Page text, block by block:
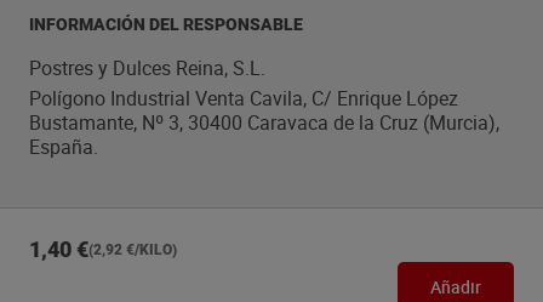
INFORMACIÓN DEL RESPONSABLE
Postres y Dulces Reina, S.L.
Polígono Industrial Venta Cavila, C/ Enrique López
Bustamante, Nº 3, 30400 Caravaca de la Cruz (Murcia),
España.
1,40 €(2,92 €/KILO)
Añadir